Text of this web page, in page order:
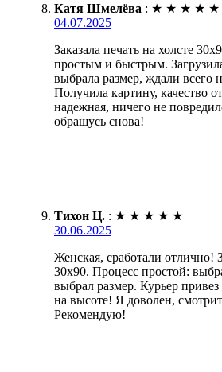
Катя Шмелёва : ★ ★ ★ ★ ★
04.07.2025
Заказала печать на холсте
простым и быстрым.
выбрала размер, ждали всего
Получила картину, качество
надежная, ничего не
обращусь снова!
Тихон Ц. : ★ ★ ★ ★ ★
30.06.2025
Женская, сработали отлично!
30х90. Процесс простой:
выбрал размер. Курьер
на высоте! Я доволен,
Рекомендую!